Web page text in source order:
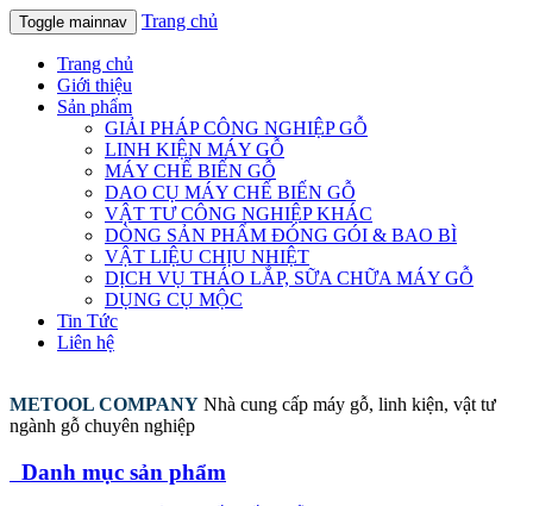
Toggle mainnav Trang chủ
Trang chủ
Giới thiệu
Sản phẩm
GIẢI PHÁP CÔNG NGHIỆP GỖ
LINH KIỆN MÁY GỖ
MÁY CHẾ BIẾN GỖ
DAO CỤ MÁY CHẾ BIẾN GỖ
VẬT TƯ CÔNG NGHIỆP KHÁC
DÒNG SẢN PHẨM ĐÓNG GÓI & BAO BÌ
VẬT LIỆU CHỊU NHIỆT
DỊCH VỤ THÁO LẮP, SỮA CHỮA MÁY GỖ
DỤNG CỤ MỘC
Tin Tức
Liên hệ
METOOL COMPANY Nhà cung cấp máy gỗ, linh kiện, vật tư
ngành gỗ chuyên nghiệp
Danh mục sản phẩm